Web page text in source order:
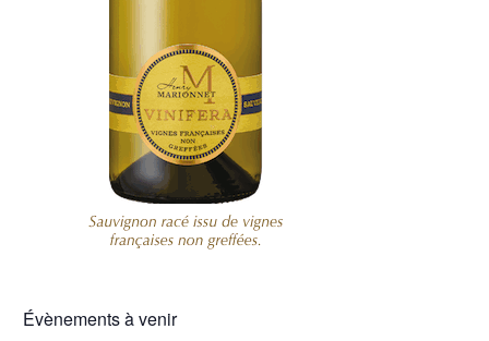
Évènements à venir